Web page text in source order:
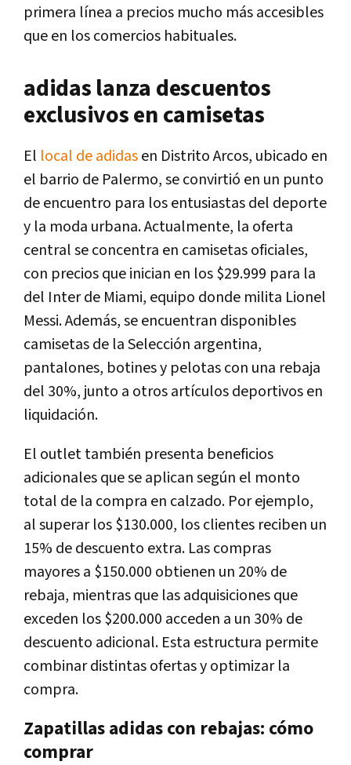
primera línea a precios mucho más accesibles
que en los comercios habituales.
adidas lanza descuentos
exclusivos en camisetas
El local de adidasen Distrito Arcos, ubicado en
el barrio de Palermo, se convirtió en un punto
de encuentro para los entusiastas del deporte
y la moda urbana. Actualmente, la oferta
central se concentra en camisetas oficiales,
con precios que inician en los $29.999 para la
del Inter de Miami, equipo donde milita Lionel
Messi. Además, se encuentran disponibles
camisetas de la Selección argentina,
pantalones, botines y pelotas con una rebaja
del 30%, junto a otros artículos deportivos en
liquidación.
El outlet también presenta beneficios
adicionales que se aplican según el monto
total de la compra en calzado. Por ejemplo,
al superar los $130.000, los clientes reciben un
15% de descuento extra. Las compras
mayores a $150.000 obtienen un 20% de
rebaja, mientras que las adquisiciones que
exceden los $200.000 acceden a un 30% de
descuento adicional. Esta estructura permite
combinar distintas ofertas y optimizar la
compra.
Zapatillas adidas con rebajas: cómo
comprar